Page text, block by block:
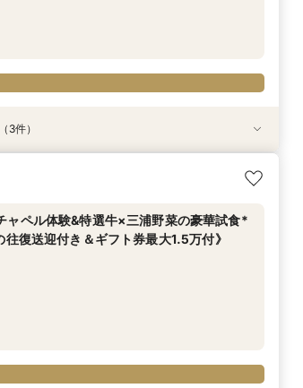
スメ初級編フェア＞来店・登録不要！オン
迎付◇会場内覧×二人に合わせてなんでも相
食でもてなすステイリゾートWD◇特選牛
3件）
ャペル体験&特選牛×三浦野菜の豪華試食*
復送迎付き＆ギフト券最大1.5万付》